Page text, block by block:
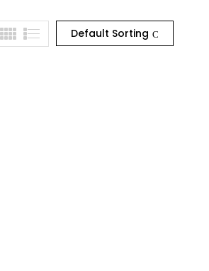
Default Sorting